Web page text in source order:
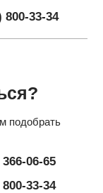
800-33-34
подобрать
06-65
33-34